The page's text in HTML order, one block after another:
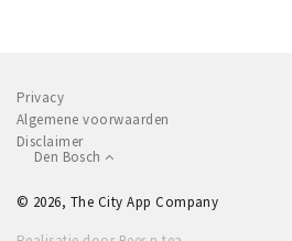
Privacy
Algemene voorwaarden
Disclaimer
Den Bosch
© 2026, The City App Company